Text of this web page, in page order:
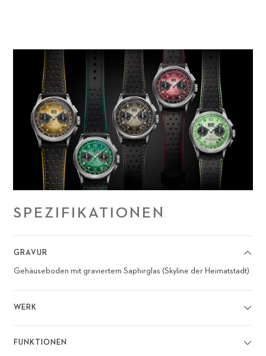
SPEZIFIKATIONEN
GRAVUR
Gehäuseboden mit graviertem Saphirglas (Skyline der Heimatstadt)
WERK
FUNKTIONEN